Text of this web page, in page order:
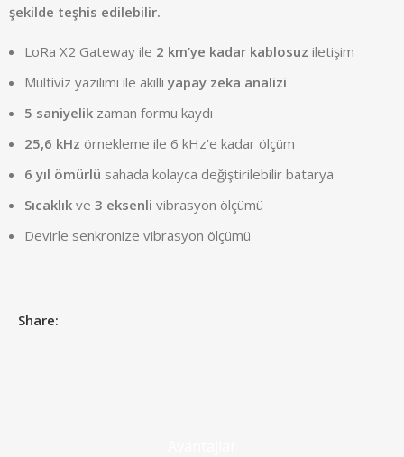
şekilde teşhis edilebilir.
LoRa X2 Gateway ile 2 km’ye kadar kablosuz iletişim
Multiviz yazılımı ile akıllıyapay zeka analizi
5 saniyelik zaman formu kaydı
25,6 kHz örnekleme ile 6 kHz’e kadar ölçüm
6 yıl ömürlü sahada kolayca değiştirilebilir batarya
Sıcaklık ve3 eksenli vibrasyon ölçümü
Devirle senkronize vibrasyon ölçümü
Share: